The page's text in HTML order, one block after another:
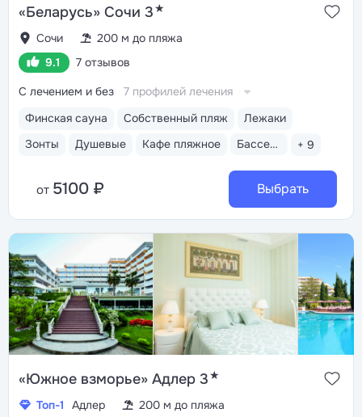
«Беларусь» Сочи 3★
Сочи
200 м до пляжа
9.1
7 отзывов
Финская сауна Собственный пляж
Лежаки
Зонты
Душевые Кафе пляжное Бассейн открытый + 9
С лечением и без 7 профилей лечения
от 5100 ₽ Выбрать
«Южное взморье» Адлер 3★
Топ-1 Адлер
200 м до пляжа